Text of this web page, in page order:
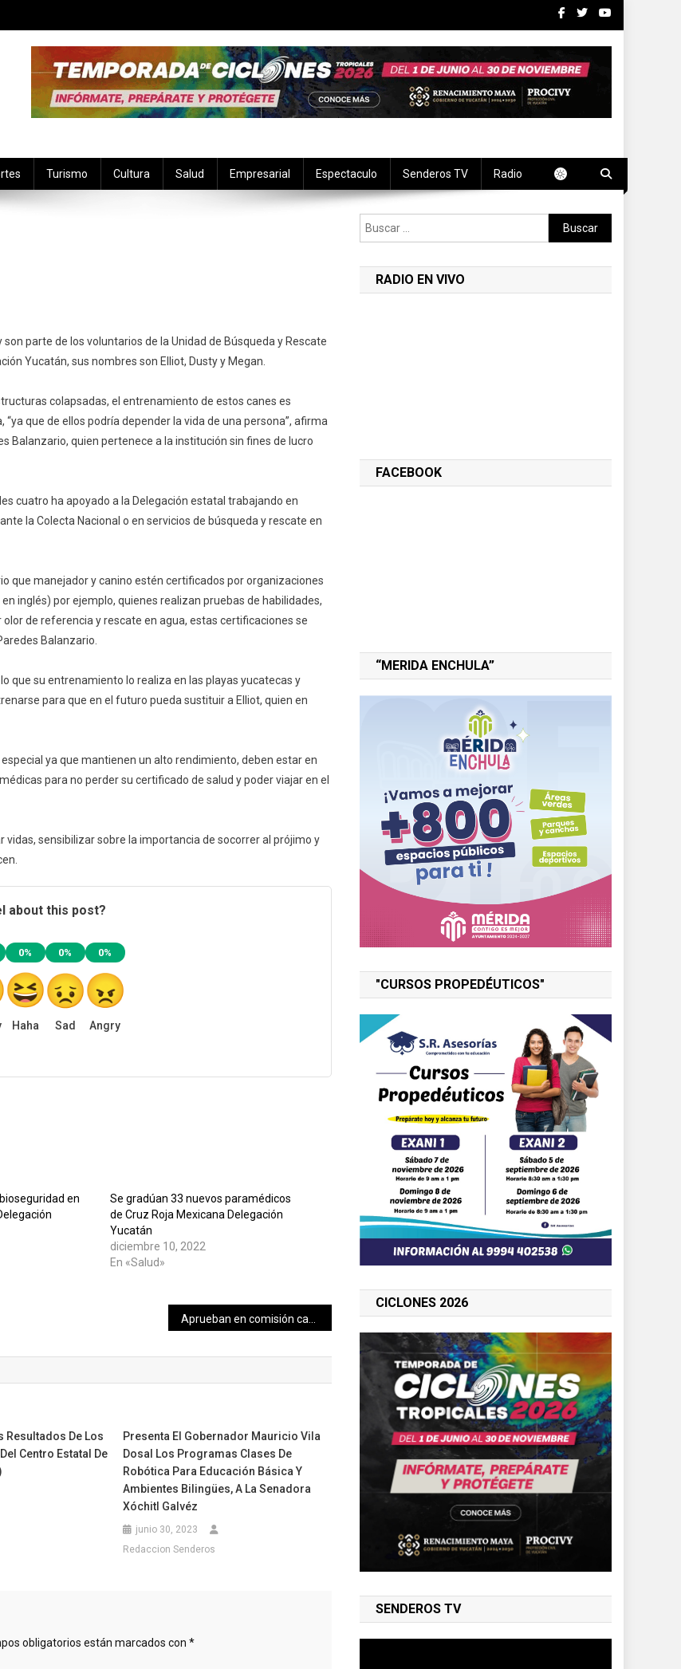
Turismo Cultura Salud Empresarial Espectaculo Senderos TV Radio
parte de los voluntarios de la Unidad de Búsqueda y Rescate
Yucatán, sus nombres son Elliot, Dusty y Megan.
colapsadas, el entrenamiento de estos canes es
que de ellos podría depender la vida de una persona”, afirma
Balanzario, quien pertenece a la institución sin fines de lucro
cuatro ha apoyado a la Delegación estatal trabajando en
la Colecta Nacional o en servicios de búsqueda y rescate en
que manejador y canino estén certificados por organizaciones
inglés) por ejemplo, quienes realizan pruebas de habilidades,
de referencia y rescate en agua, estas certificaciones se
Balanzario.
que su entrenamiento lo realiza en las playas yucatecas y
para que en el futuro pueda sustituir a Elliot, quien en
ya que mantienen un alto rendimiento, deben estar en
para no perder su certificado de salud y poder viajar en el
vidas, sensibilizar sobre la importancia de socorrer al prójimo y
about this post?
0%
Haha
0%
Sad
0%
Angry
en
Se gradúan 33 nuevos paramédicos
de Cruz Roja Mexicana Delegación
Yucatán
diciembre 10, 2022
En «Salud»
Resultados De Los
Centro Estatal De
Presenta El Gobernador Mauricio Vila
Dosal Los Programas Clases De
Robótica Para Educación Básica Y
Ambientes Bilingües, A La Senadora
Xóchitl Galvéz
junio 30, 2023
Redaccion Senderos
obligatorios están marcados con *
Buscar:
RADIO EN VIVO
FACEBOOK
“MERIDA ENCHULA”
"CURSOS PROPEDÉUTICOS"
CICLONES 2026
SENDEROS TV